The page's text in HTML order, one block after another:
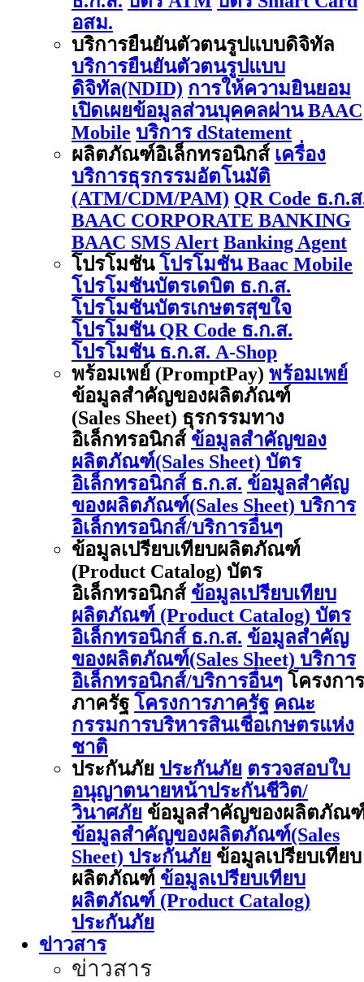
อสม.
บริการยืนยันตัวตนรูปแบบดิจิทัล
บริการยืนยันตัวตนรูปแบบ
ดิจิทัล(NDID) การให้ความยินยอม
เปิดเผยข้อมูลส่วนบุคคลผ่าน BAAC
Mobile บริการ dStatement
ผลิตภัณฑ์อิเล็กทรอนิกส์ เครื่อง
บริการธุรกรรมอัตโนมัติ
(ATM/CDM/PAM) QR Code ธ.ก.
BAAC CORPORATE BANKING
BAAC SMS Alert Banking Agent
โปรโมชัน โปรโมชัน Baac Mobile
โปรโมชันบัตรเดบิต ธ.ก.ส.
โปรโมชันบัตรเกษตรสุขใจ
โปรโมชัน QR Code ธ.ก.ส.
โปรโมชัน ธ.ก.ส. A-Shop
พร้อมเพย์ (PromptPay) พร้อมเพย์
ข้อมูลสำคัญของผลิตภัณฑ์
(Sales Sheet) ธุรกรรมทาง
อิเล็กทรอนิกส์ ข้อมูลสำคัญของ
ผลิตภัณฑ์(Sales Sheet) บัตร
อิเล็กทรอนิกส์ ธ.ก.ส. ข้อมูลสำคัญ
ของผลิตภัณฑ์(Sales Sheet) บริการ
อิเล็กทรอนิกส์/บริการอื่นๆ
ข้อมูลเปรียบเทียบผลิตภัณฑ์
(Product Catalog) บัตร
อิเล็กทรอนิกส์ ข้อมูลเปรียบเทียบ
ผลิตภัณฑ์ (Product Catalog) บัตร
อิเล็กทรอนิกส์ ธ.ก.ส. ข้อมูลสำคัญ
ของผลิตภัณฑ์(Sales Sheet) บริการ
อิเล็กทรอนิกส์/บริการอื่นๆ โครงการ
ภาครัฐ โครงการภาครัฐ คณะ
กรรมการบริหารสินเชื่อเกษตรแห่ง
ชาติ
ประกันภัย ประกันภัย ตรวจสอบใบ
อนุญาตนายหน้าประกันชีวิต/
วินาศภัย ข้อมูลสำคัญของผลิตภัณ
ข้อมูลสำคัญของผลิตภัณฑ์(Sales
Sheet) ประกันภัย ข้อมูลเปรียบเทียบ
ผลิตภัณฑ์ ข้อมูลเปรียบเทียบ
ผลิตภัณฑ์ (Product Catalog)
ประกันภัย
ข่าวสาร
ข่าวสาร